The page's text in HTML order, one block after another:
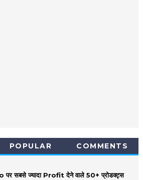
POPULAR COMMENTS
सबसे ज्यादा Profit देने वाले 50+ प्रोडक्ट्स